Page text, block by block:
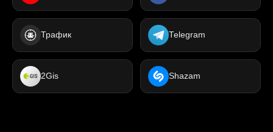
Трафик Telegram
2Gis Shazam